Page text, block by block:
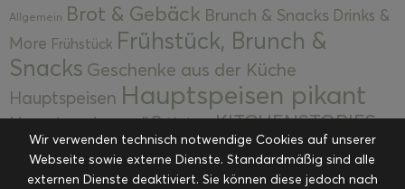
Allgemein Brot & Gebäck Brunch & Snacks Drinks &
More Frühstück Frühstück, Brunch &
Snacks Geschenke aus der Küche
Hauptspeisen Hauptspeisen pikant
Hauptspeisen süßKekseKITCHENSTORIES
Kuchen, Torten & Desserts Kuchen und
Desserts Kulinarik Kulinarische Mitbringsel &
Wir verwenden technisch notwendige Cookies auf unserer
Webseite sowie externe Dienste. Standardmäßig sind alle
externen Dienste deaktiviert. Sie können diese jedoch nach